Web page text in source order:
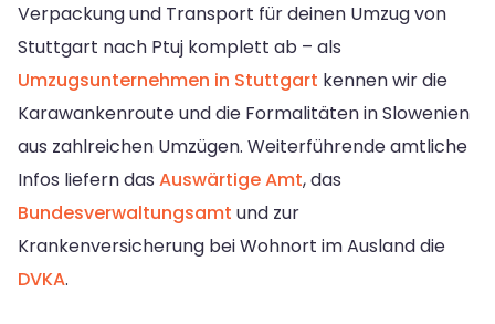
Verpackung und Transport für deinen Umzug von
Stuttgart nach Ptuj komplett ab – als
Umzugsunternehmen in Stuttgart kennen wir die
Karawankenroute und die Formalitäten in Slowenien
aus zahlreichen Umzügen. Weiterführende amtliche
Infos liefern das Auswärtige Amt, das
Bundesverwaltungsamt und zur
Krankenversicherung bei Wohnort im Ausland die
DVKA.